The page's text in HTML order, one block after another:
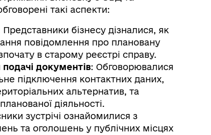
такі аспекти:
Представники бізнесу дізналися, як
повідомлення про плановану
в старому реєстрі справу.
документів: Обговорювалися
підключення контактних даних,
альтернатив, та
діяльності.
зустрічі ознайомилися з
та оголошень у публічних місцях